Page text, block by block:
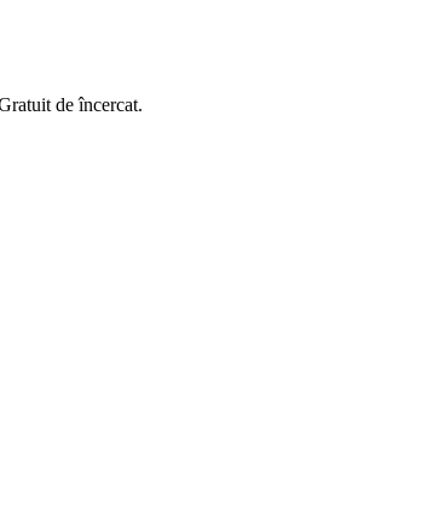
de încercat.